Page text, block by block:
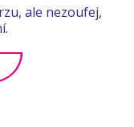
ale nezoufej,